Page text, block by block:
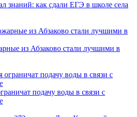
знаний: как сдали ЕГЭ в школе села
из Абзаково стали лучшими в
подачу воды в связи с